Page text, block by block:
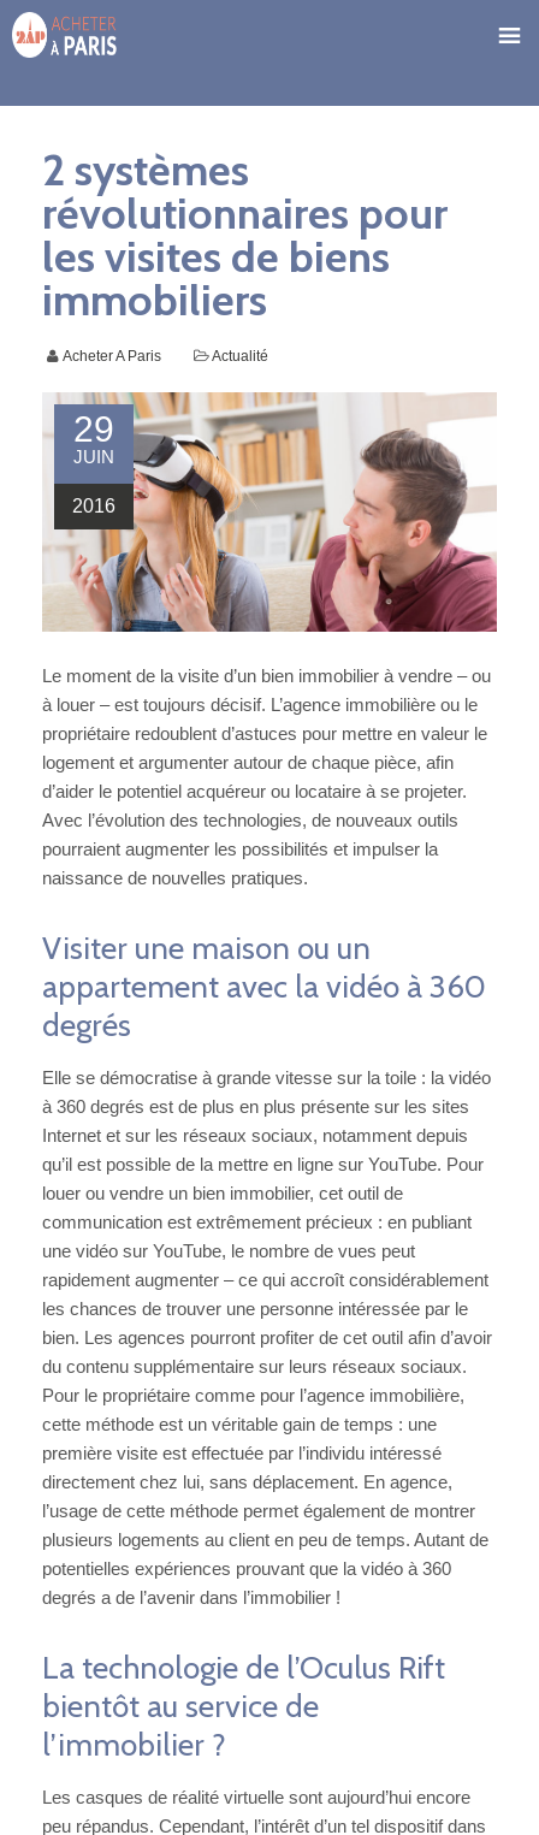
2 systèmes
révolutionnaires pour
les visites de biens
immobiliers
Acheter A Paris Actualité
29
JUIN
2016
Le moment de la visite d’un bien immobilier à vendre – ou
à louer – est toujours décisif. L’agence immobilière ou le
propriétaire redoublent d’astuces pour mettre en valeur le
logement et argumenter autour de chaque pièce, afin
d’aider le potentiel acquéreur ou locataire à se projeter.
Avec l’évolution des technologies, de nouveaux outils
pourraient augmenter les possibilités et impulser la
naissance de nouvelles pratiques.
Visiter une maison ou un
appartement avec la vidéo à 360
degrés
Elle se démocratise à grande vitesse sur la toile : la vidéo
à 360 degrés est de plus en plus présente sur les sites
Internet et sur les réseaux sociaux, notamment depuis
qu’il est possible de la mettre en ligne sur YouTube. Pour
louer ou vendre un bien immobilier, cet outil de
communication est extrêmement précieux : en publiant
une vidéo sur YouTube, le nombre de vues peut
rapidement augmenter – ce qui accroît considérablement
les chances de trouver une personne intéressée par le
bien. Les agences pourront profiter de cet outil afin d’avoir
du contenu supplémentaire sur leurs réseaux sociaux.
Pour le propriétaire comme pour l’agence immobilière,
cette méthode est un véritable gain de temps : une
première visite est effectuée par l’individu intéressé
directement chez lui, sans déplacement. En agence,
l’usage de cette méthode permet également de montrer
plusieurs logements au client en peu de temps. Autant de
potentielles expériences prouvant que la vidéo à 360
degrés a de l’avenir dans l’immobilier !
La technologie de l’Oculus Rift
bientôt au service de
l’immobilier ?
Les casques de réalité virtuelle sont aujourd’hui encore
peu répandus. Cependant, l’intérêt d’un tel dispositif dans